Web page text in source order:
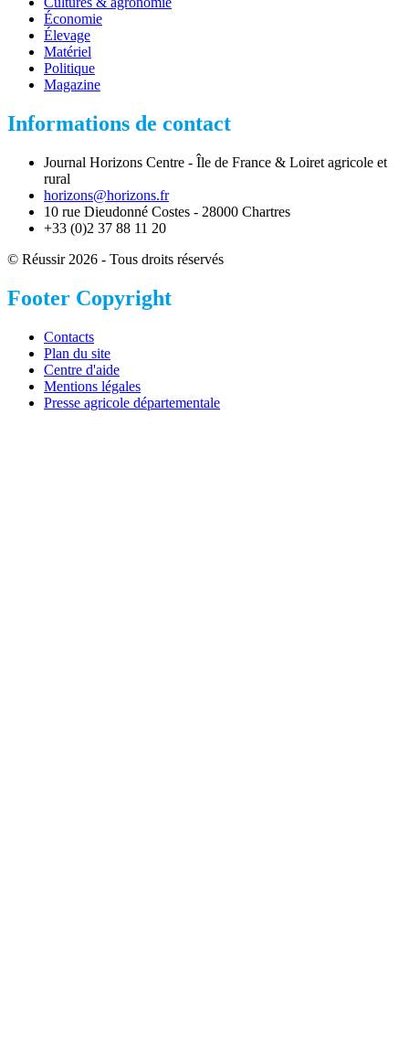
Économie
Élevage
Matériel
Politique
Magazine
Informations de contact
Journal Horizons Centre - Île de France & Loiret agricole et
rural
horizons@horizons.fr
10 rue Dieudonné Costes - 28000 Chartres
+33 (0)2 37 88 11 20
© Réussir 2026 - Tous droits réservés
Footer Copyright
Contacts
Plan du site
Centre d'aide
Mentions légales
Presse agricole départementale